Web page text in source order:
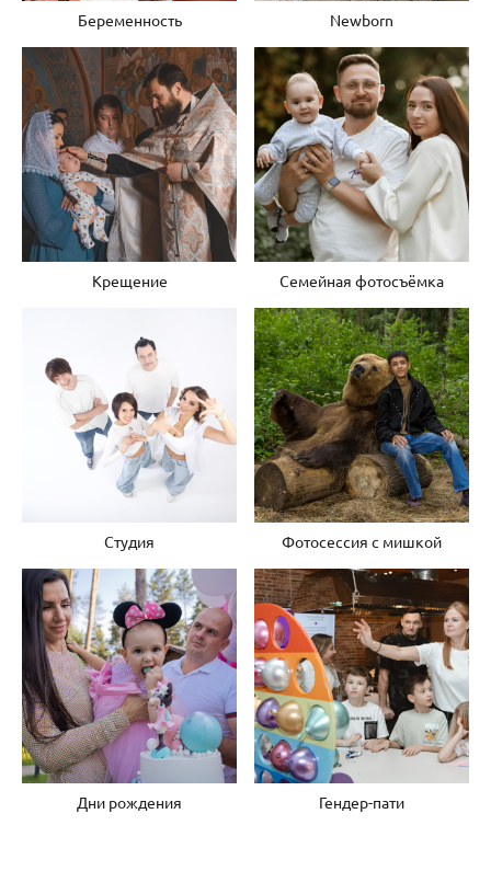
Беременность Newborn
Крещение Семейная фотосъёмка
Студия Фотосессия с мишкой
Дни рождения Гендер-пати